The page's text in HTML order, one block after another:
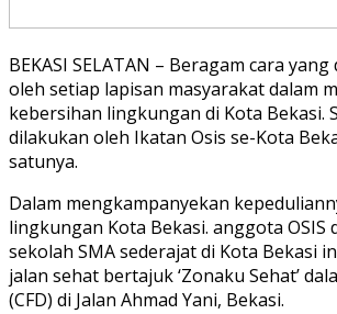
BEKASI SELATAN – Beragam cara
oleh setiap lapisan masyarakat dalam
kebersihan lingkungan di Kota Bekasi.
dilakukan oleh Ikatan Osis se-Kota
satunya.
Dalam mengkampanyekan
lingkungan Kota Bekasi. anggota OSIS
sekolah SMA sederajat di Kota Bekasi
jalan sehat bertajuk ‘Zonaku Sehat’
(CFD) di Jalan Ahmad Yani, Bekasi.